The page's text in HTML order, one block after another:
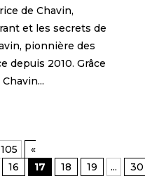
de Chavin,
et les secrets de
pionnière des
depuis 2010. Grâce
«
16 17 18 19 ...
30